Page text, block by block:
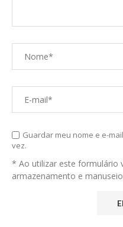
Guardar meu nome e e-
vez.
* Ao utilizar este formulário
armazenamento e